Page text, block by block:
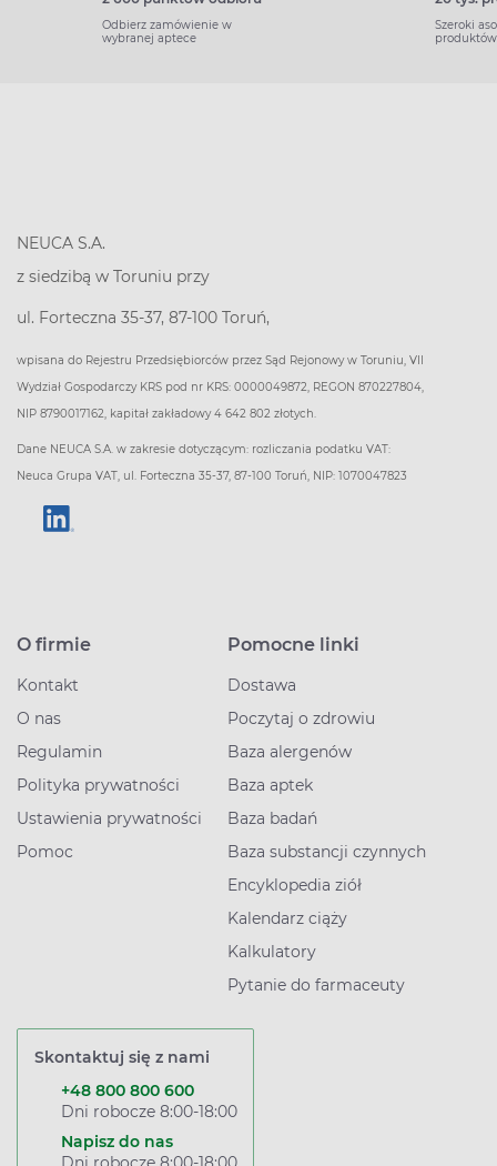
Odbierz zamówienie w
wybranej aptece
Szeroki
produktów
NEUCA S.A.
z siedzibą w Toruniu przy
ul. Forteczna 35-37, 87-100 Toruń,
wpisana do Rejestru Przedsiębiorców przez Sąd Rejonowy w Toruniu, VII
Wydział Gospodarczy KRS pod nr KRS: 0000049872, REGON 870227804,
NIP 8790017162, kapitał zakładowy 4 642 802 złotych.
Dane NEUCA S.A. w zakresie dotyczącym: rozliczania podatku VAT:
Neuca Grupa VAT, ul. Forteczna 35-37, 87-100 Toruń, NIP: 1070047823
O firmie
Kontakt
O nas
Regulamin
Polityka prywatności
Ustawienia prywatności
Pomoc
Pomocne linki
Dostawa
Poczytaj o zdrowiu
Baza alergenów
Baza aptek
Baza badań
Baza substancji czynnych
Encyklopedia ziół
Kalendarz ciąży
Kalkulatory
Pytanie do farmaceuty
Skontaktuj się z nami
+48 800 800 600
Dni robocze 8:00-18:00
Napisz do nas